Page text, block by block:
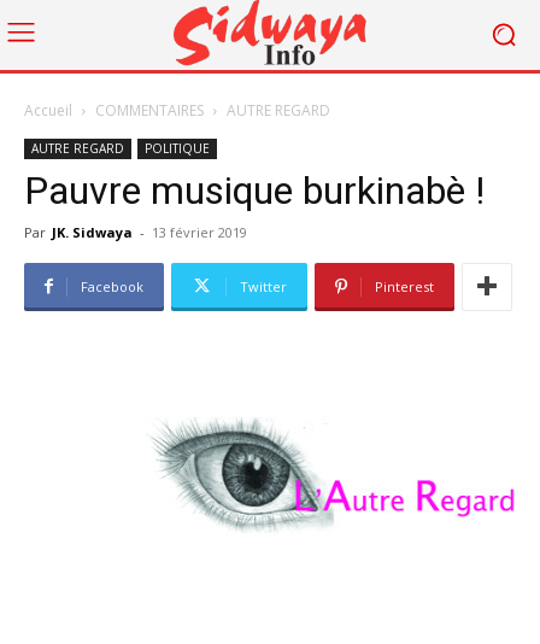
Accueil COMMENTAIRES AUTRE REGARD
AUTRE REGARD POLITIQUE
Pauvre musique burkinabè !
Par JK. Sidwaya - 13 février 2019
Facebook Twitter Pinterest